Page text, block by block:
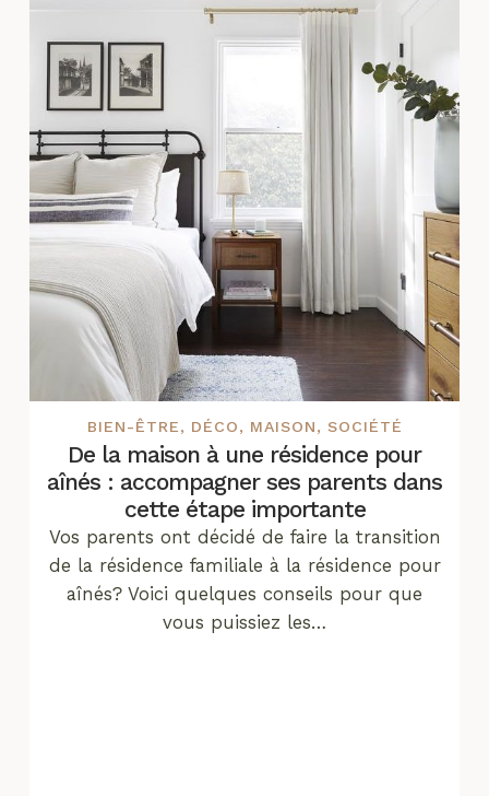
BIEN-ÊTRE, DÉCO, MAISON, SOCIÉTÉ
De la maison à une résidence pour
aînés : accompagner ses parents dans
cette étape importante
Vos parents ont décidé de faire la transition
de la résidence familiale à la résidence pour
aînés? Voici quelques conseils pour que
vous puissiez les…